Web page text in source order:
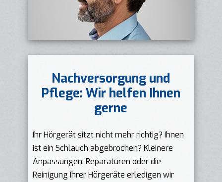
Nachversorgung und
Pflege: Wir helfen Ihnen
gerne
Ihr Hörgerät sitzt nicht mehr richtig? Ihnen
ist ein Schlauch abgebrochen? Kleinere
Anpassungen, Reparaturen oder die
Reinigung Ihrer Hörgeräte erledigen wir